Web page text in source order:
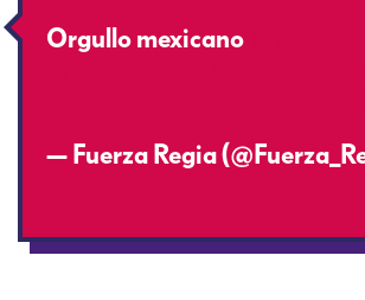
Orgullo mexicano
— Fuerza Regia